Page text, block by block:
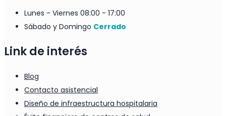
Lunes - Viernes 08:00 - 17:00
Sábado y Domingo Cerrado
Link de interés
Blog
Contacto asistencial
Diseño de infraestructura hospitalaria